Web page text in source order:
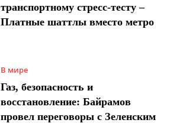
транспортному стресс-тесту –
Платные шаттлы вместо метро
В мире
Газ, безопасность и
восстановление: Байрамов
провел переговоры с Зеленским